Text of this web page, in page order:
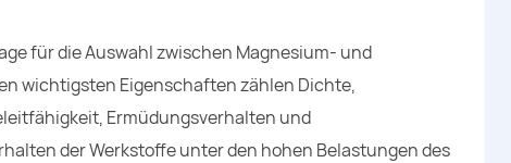
für die Auswahl zwischen Magnesium- und
wichtigsten Eigenschaften zählen Dichte,
Ermüdungsverhalten und
der Werkstoffe unter den hohen Belastungen des